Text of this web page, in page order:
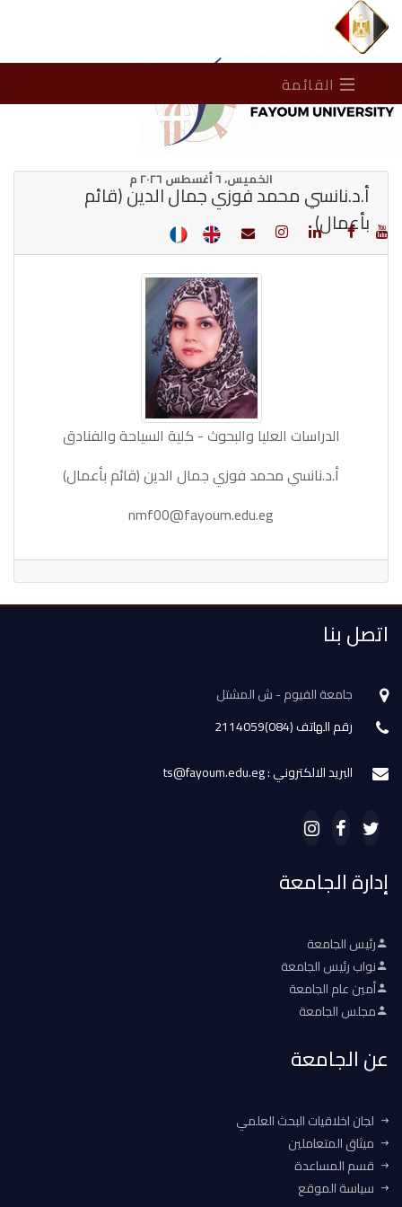
الخميس، ٦ أغسطس ٢٠٢٦ م
القائمة
أ.د.نانسي محمد فوزي جمال الدين (قائم
بأعمال)
الدراسات العليا والبحوث - كلية السياحة والفنادق
أ.د.نانسي محمد فوزي جمال الدين (قائم بأعمال)
nmf00@fayoum.edu.eg
اتصل بنا
جامعة الفيوم - ش المشتل
رقم الهاتف (084)2114059
البريد الالكتروني : ts@fayoum.edu.eg
إدارة الجامعة
رئيس الجامعة
نواب رئيس الجامعة
أمين عام الجامعة
مجلس الجامعة
عن الجامعة
لجان اخلاقيات البحث العلمي
ميثاق المتعاملين
قسم المساعدة
سياسة الموقع